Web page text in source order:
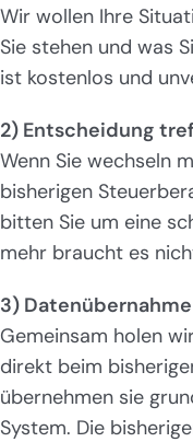
Wir wollen Ihre
Sie stehen und was
ist kostenlos und
2) Entscheidung
Wenn Sie wechseln
bisherigen
bitten Sie um eine
mehr braucht es
3) Datenübernahme
Gemeinsam holen
direkt beim
übernehmen sie
System. Die